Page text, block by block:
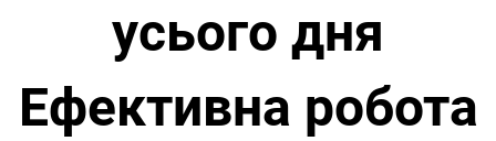
усього дня
Ефективна робота